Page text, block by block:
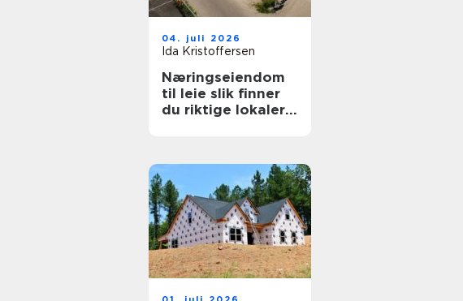
04. juli 2026
Ida Kristoffersen
Næringseiendom
til leie slik finner
du riktige lokaler